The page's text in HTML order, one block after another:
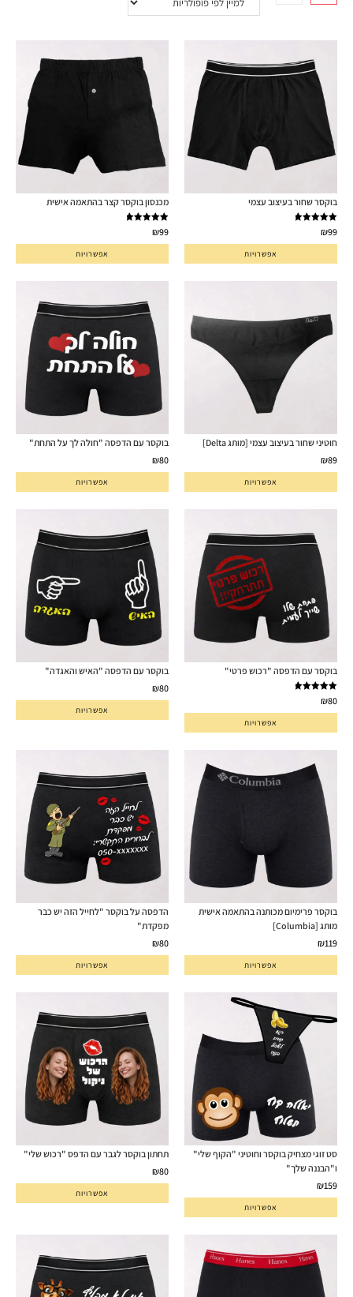
בוקסר שחור בעיצוב עצמי
דורג5.00₪99
אפשרויות
מכנסון בוקסר קצר בהתאמה אישית
דורג5.00₪99
אפשרויות
חוטיני שחור בעיצוב עצמי [מותג Delta]
₪89
אפשרויות
בוקסר עם הדפסה "חולה לך על התחת"
₪80
אפשרויות
בוקסר עם הדפסה "רכוש פרטי"
דורג5.00₪80
אפשרויות
בוקסר עם הדפסה "האיש והאגדה"
₪80
אפשרויות
בוקסר פרימיום מכותנה בהתאמה אישית
מותג [Columbia]
₪119
אפשרויות
הדפסה על בוקסר "לחייל הזה יש כבר
מפקדת"
₪80
אפשרויות
סט זוגי מצחיק בוקסר וחוטיני "הקוף שלי"
ו"הבננה שלך"
₪159
אפשרויות
תחתון בוקסר לגבר עם הדפס "רכוש שלי"
₪80
אפשרויות